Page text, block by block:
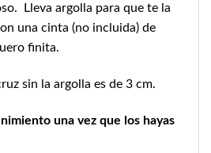
Lleva argolla para que te la
una cinta (no incluida) de
finita.
sin la argolla es de 3 cm.
una vez que los hayas